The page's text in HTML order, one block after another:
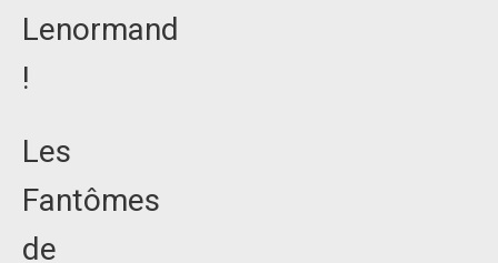
Lenormand
!
Les
Fantômes
de